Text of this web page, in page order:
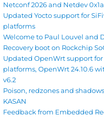
Netconf 2026 and Netdev 0x1a
Updated Yocto support for
platforms
Welcome to Paul Louvel and
Recovery boot on Rockchip
Updated OpenWrt support for
platforms, OpenWrt 24.10.6
v6.2
Poison, redzones and
KASAN
Feedback from Embedded